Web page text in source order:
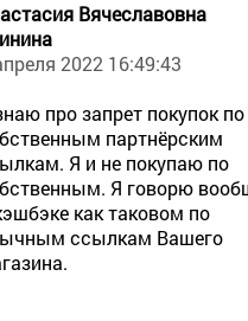
Вячеславовна
2022 16:49:43
про запрет покупок по
партнёрским
Я и не покупаю по
Я говорю
как таковом по
ссылкам Вашего